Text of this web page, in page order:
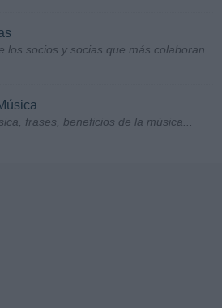
los socios y socias que más colaboran
frases, beneficios de la música...